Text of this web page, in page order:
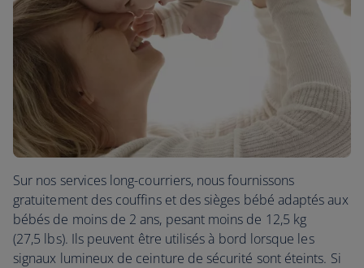
Sur nos services long-courriers, nous fournissons
gratuitement des couffins et des sièges bébé adaptés aux
bébés de moins de 2 ans, pesant moins de 12,5 kg
(27,5 lbs). Ils peuvent être utilisés à bord lorsque les
signaux lumineux de ceinture de sécurité sont éteints. Si